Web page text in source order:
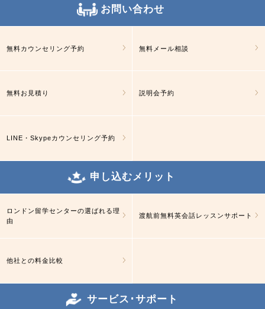
お問い合わせ
無料カウンセリング予約 無料メール相談
無料お見積り 説明会予約
LINE・Skypeカウンセリング予約
申し込むメリット
ロンドン留学センターの選ばれる理
由
渡航前無料英会話レッスンサポート
他社との料金比較
サービス･サポート